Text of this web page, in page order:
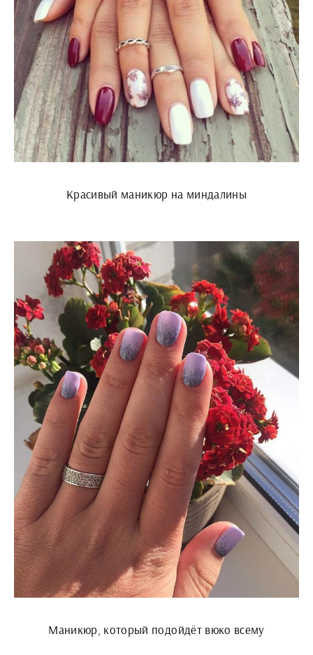
Красивый маникюр на миндалины
Маникюр, который подойдёт вюко всему